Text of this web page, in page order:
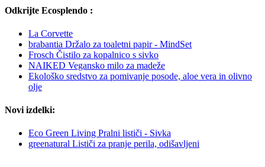
Odkrijte Ecosplendo :
La Corvette
brabantia Držalo za toaletni papir - MindSet
Frosch Čistilo za kopalnico s sivko
NAIKED Vegansko milo za madeže
Ekološko sredstvo za pomivanje posode, aloe vera in olivno
olje
Novi izdelki:
Eco Green Living Pralni lističi - Sivka
greenatural Lističi za pranje perila, odišavljeni